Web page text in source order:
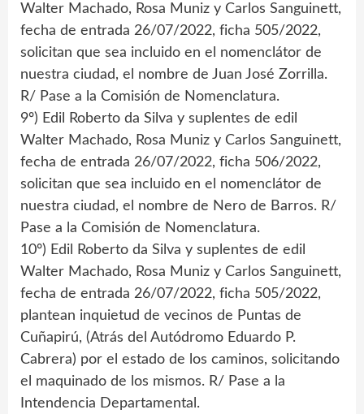
Walter Machado, Rosa Muniz y Carlos Sanguinett,
fecha de entrada 26/07/2022, ficha 505/2022,
solicitan que sea incluido en el nomenclátor de
nuestra ciudad, el nombre de Juan José Zorrilla.
R/ Pase a la Comisión de Nomenclatura.
9º) Edil Roberto da Silva y suplentes de edil
Walter Machado, Rosa Muniz y Carlos Sanguinett,
fecha de entrada 26/07/2022, ficha 506/2022,
solicitan que sea incluido en el nomenclátor de
nuestra ciudad, el nombre de Nero de Barros. R/
Pase a la Comisión de Nomenclatura.
10º) Edil Roberto da Silva y suplentes de edil
Walter Machado, Rosa Muniz y Carlos Sanguinett,
fecha de entrada 26/07/2022, ficha 505/2022,
plantean inquietud de vecinos de Puntas de
Cuñapirú, (Atrás del Autódromo Eduardo P.
Cabrera) por el estado de los caminos, solicitando
el maquinado de los mismos. R/ Pase a la
Intendencia Departamental.